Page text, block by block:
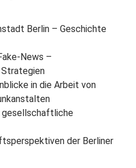
Berlin – Geschichte
News –
Strategien
in die Arbeit von
gesellschaftliche
der Berliner